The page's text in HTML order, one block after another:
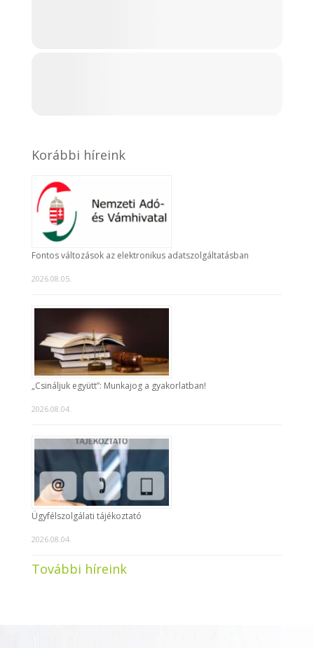
Korábbi híreink
Fontos változások az elektronikus adatszolgáltatásban
2026.08.05.
„Csináljuk együtt”: Munkajog a gyakorlatban!
2026.08.04.
Ügyfélszolgálati tájékoztató
2026.08.04.
További híreink